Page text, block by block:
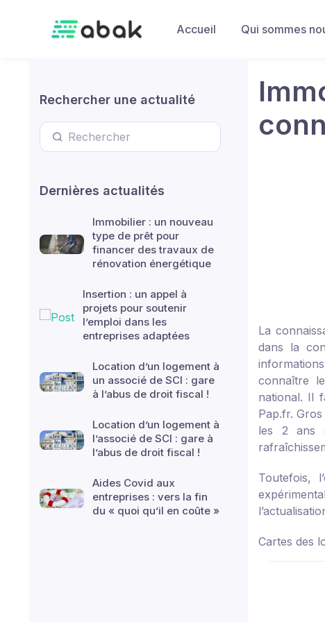
Accueil Qui sommes
Rechercher une actualité
Dernières actualités
Immobilier : un nouveau
type de prêt pour
financer des travaux de
rénovation énergétique
Insertion : un appel à
projets pour soutenir
l’emploi dans les
entreprises adaptées
Location d’un logement à
un associé de SCI : gare
à l’abus de droit fiscal !
Location d’un logement à
l’associé de SCI : gare à
l’abus de droit fiscal !
Aides Covid aux
entreprises : vers la fin
du « quoi qu’il en coûte »
La
dans la
connaître
national. Il
Pap.fr.
les 2 ans
Toutefois,
Cartes des